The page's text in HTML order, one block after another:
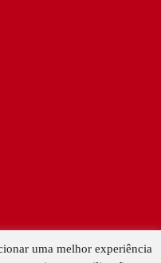
uma melhor experiência